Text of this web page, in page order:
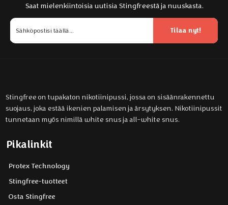
Saat mielenkiintoisia uutisia Stingfreestä ja nuuskasta.
Tilaa nyt!
Stingfree on tupakaton nikotiinipussi, jossa on sisäänrakennettu
suojaus, joka estää ikenien palamisen ja ärsytyksen. Nikotiinipussit
tunnetaan myös nimillä white snus ja all-white snus.
Pikalinkit
Protex Technology
Stingfree-tuotteet
Osta Stingfree